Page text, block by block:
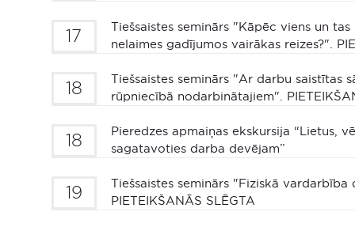
17
Tiešsaistes seminārs "Kāpēc viens un
nelaimes gadījumos vairākas reizes?".
18
Tiešsaistes seminārs "Ar darbu saistītas
rūpniecībā nodarbinātajiem".
18
Pieredzes apmaiņas ekskursija “Lietus,
sagatavoties darba devējam”
19
Tiešsaistes seminārs "Fiziskā
PIETEIKŠANĀS SLĒGTA